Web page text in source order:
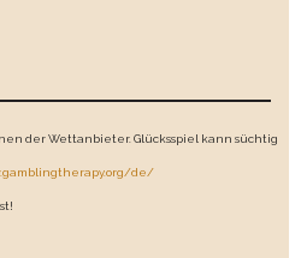
der Wettanbieter. Glücksspiel kann süchtig
de/